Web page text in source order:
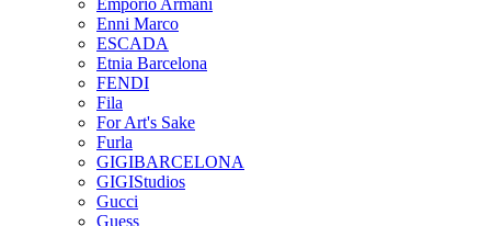
Emporio Armani
Enni Marco
ESCADA
Etnia Barcelona
FENDI
Fila
For Art's Sake
Furla
GIGIBARCELONA
GIGIStudios
Gucci
Guess